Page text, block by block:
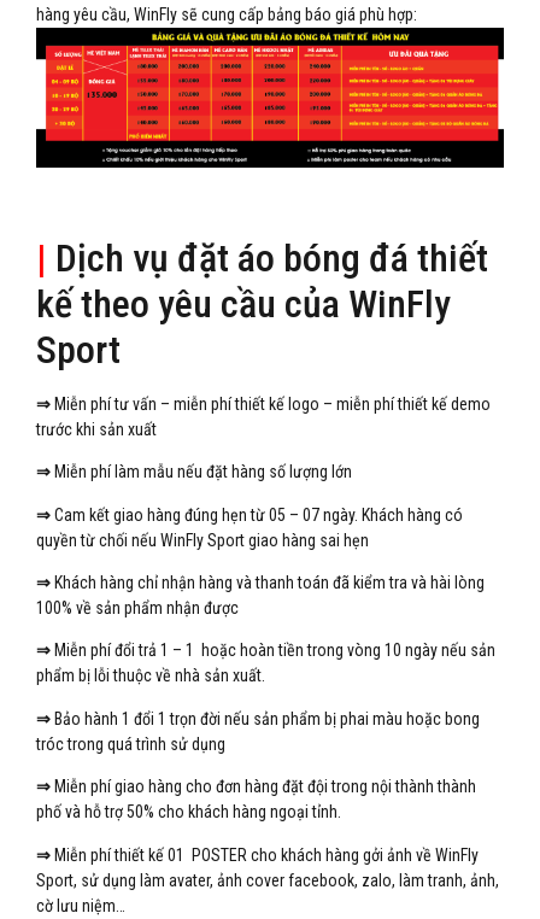
hàng yêu cầu, WinFly sẽ cung cấp bảng báo giá phù hợp:
| Dịch vụ đặt áo bóng đá thiết
kế theo yêu cầu của WinFly
Sport
⇒ Miễn phí tư vấn – miễn phí thiết kế logo – miễn phí thiết kế demo
trước khi sản xuất
⇒ Miễn phí làm mẫu nếu đặt hàng số lượng lớn
⇒Cam kết giao hàng đúng hẹn từ 05 – 07 ngày. Khách hàng có
quyền từ chối nếu WinFly Sport giao hàng sai hẹn
⇒ Khách hàng chỉ nhận hàng và thanh toán đã kiểm tra và hài lòng
100% về sản phẩm nhận được
⇒ Miễn phí đổi trả 1 – 1 hoặc hoàn tiền trong vòng 10 ngày nếu sản
phẩm bị lỗi thuộc về nhà sản xuất.
⇒ Bảo hành 1 đổi 1 trọn đời nếu sản phẩm bị phai màu hoặc bong
tróc trong quá trình sử dụng
⇒ Miễn phí giao hàng cho đơn hàng đặt đội trong nội thành thành
phố và hỗ trợ 50% cho khách hàng ngoại tỉnh.
⇒ Miễn phí thiết kế 01 POSTER cho khách hàng gởi ảnh về WinFly
Sport, sử dụng làm avater, ảnh cover facebook, zalo, làm tranh, ảnh,
cờ lưu niệm…